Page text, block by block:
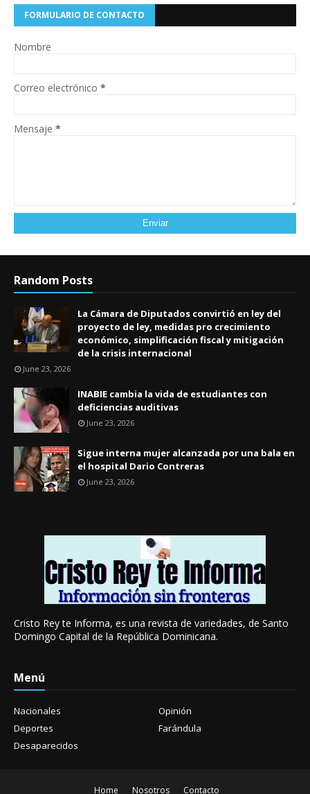
FORMULARIO DE CONTACTO
Nombre
Correo electrónico *
Mensaje *
Random Posts
La Cámara de Diputados convirtió en ley del
proyecto de ley, medidas pro crecimiento
económico, simplificación fiscal y mitigación
de la crisis internacional
June 23, 2026
INABIE cambia la vida de estudiantes con
deficiencias auditivas
June 23, 2026
Sigue interna mujer alcanzada por una bala en
el hospital Dario Contreras
June 23, 2026
Cristo Rey te Informa, es una revista de variedades, de Santo
Domingo Capital de la República Dominicana.
Menú
Nacionales
Opinión
Deportes
Farándula
Desaparecidos
Home Nosotros Contacto